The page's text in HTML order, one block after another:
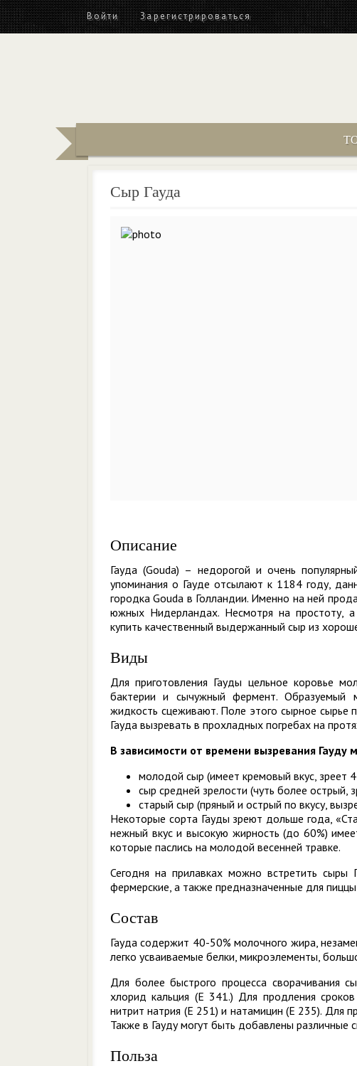
Войти Зарегистрироваться
Сыр Гауда
Описание
Гауда (Gouda) – недорогой и очень
упоминания о Гауде отсылают к 1184 году,
городка Gouda в Голландии. Именно на ней
южных Нидерландах. Несмотря на простоту,
купить качественный выдержанный сыр из
Виды
Для приготовления Гауды цельное коровье
бактерии и сычужный фермент. Образуемый
жидкость сцеживают. Поле этого сырное
Гауда вызревать в прохладных погребах на
В зависимости от времени вызревания Гауду
молодой сыр (имеет кремовый вкус, зреет
сыр средней зрелости (чуть более острый,
старый сыр (пряный и острый по вкусу,
Некоторые сорта Гауды зреют дольше года,
нежный вкус и высокую жирность (до 60%)
которые паслись на молодой весенней травке.
Сегодня на прилавках можно встретить сыры
фермерские, а также предназначенные для
Состав
Гауда содержит 40-50% молочного жира,
легко усваиваемые белки, микроэлементы,
Для более быстрого процесса сворачивания
хлорид кальция (E 341.) Для продления
нитрит натрия (E 251) и натамицин (E 235). Для
Также в Гауду могут быть добавлены различные
Польза